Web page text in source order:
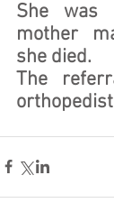
She
mother
she died.
The